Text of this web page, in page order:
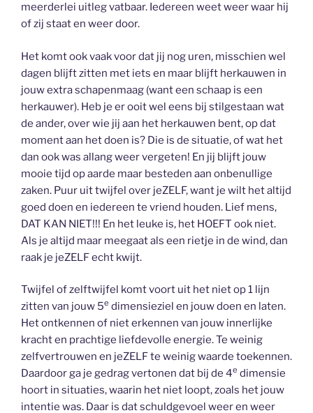
meerderlei uitleg vatbaar. Iedereen weet weer waar hij
of zij staat en weer door.
Het komt ook vaak voor dat jij nog uren, misschien wel
dagen blijft zitten met iets en maar blijft herkauwen in
jouw extra schapenmaag (want een schaap is een
herkauwer). Heb je er ooit wel eens bij stilgestaan wat
de ander, over wie jij aan het herkauwen bent, op dat
moment aan het doen is? Die is de situatie, of wat het
dan ook was allang weer vergeten! En jij blijft jouw
mooie tijd op aarde maar besteden aan onbenullige
zaken. Puur uit twijfel over jeZELF, want je wilt het altijd
goed doen en iedereen te vriend houden. Lief mens,
DAT KAN NIET!!! En het leuke is, het HOEFT ook niet.
Als je altijd maar meegaat als een rietje in de wind, dan
raak je jeZELF echt kwijt.
Twijfel of zelftwijfel komt voort uit het niet op 1 lijn
zitten van jouw 5e dimensieziel en jouw doen en laten.
Het ontkennen of niet erkennen van jouw innerlijke
kracht en prachtige liefdevolle energie. Te weinig
zelfvertrouwen en jeZELF te weinig waarde toekennen.
Daardoor ga je gedrag vertonen dat bij de 4e dimensie
hoort in situaties, waarin het niet loopt, zoals het jouw
intentie was. Daar is dat schuldgevoel weer en weer